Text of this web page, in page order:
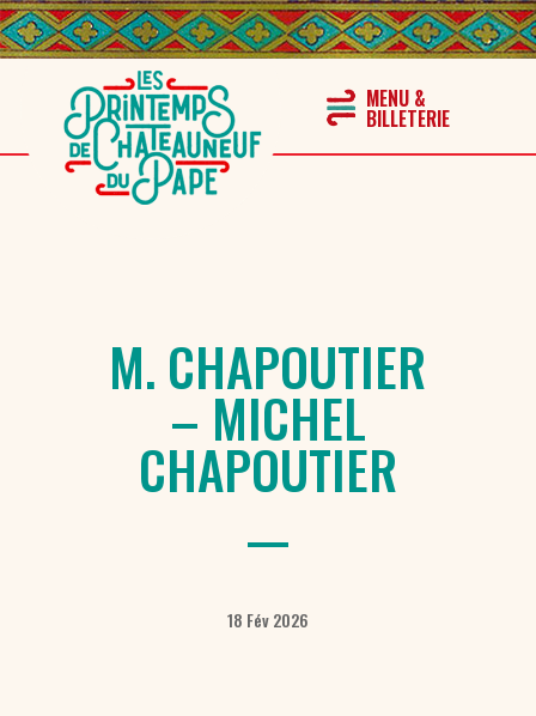
M. CHAPOUTIER
– MICHEL
CHAPOUTIER
18 Fév 2026